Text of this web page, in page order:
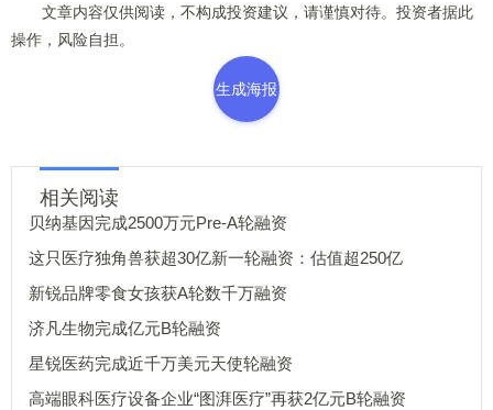
文章内容仅供阅读，不构成投资建议，请谨慎对待。投资者据此
操作，风险自担。
生成海报
相关阅读
贝纳基因完成2500万元Pre-A轮融资
这只医疗独角兽获超30亿新一轮融资：估值超250亿
新锐品牌零食女孩获A轮数千万融资
济凡生物完成亿元B轮融资
星锐医药完成近千万美元天使轮融资
高端眼科医疗设备企业“图湃医疗”再获2亿元B轮融资